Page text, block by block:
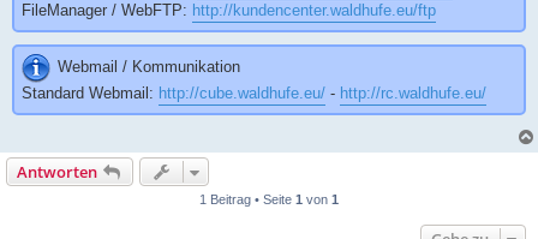
FileManager / WebFTP: http://kundencenter.waldhufe.eu/ftp
Webmail / Kommunikation
Standard Webmail: http://cube.waldhufe.eu/ - http://rc.waldhufe.eu/
Antworten
1 Beitrag • Seite 1 von 1